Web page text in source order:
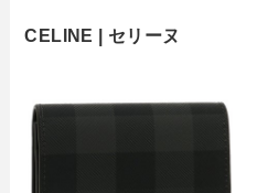
CELINE | セリーヌ